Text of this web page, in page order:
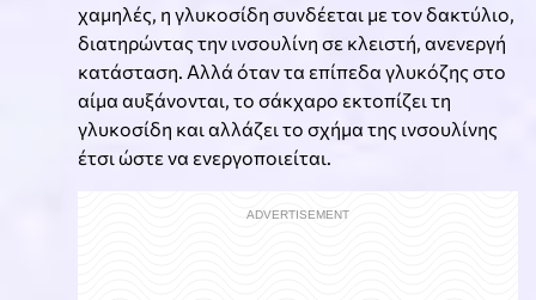
χαμηλές, η γλυκοσίδη συνδέεται με τον δακτύλιο,
διατηρώντας την ινσουλίνη σε κλειστή, ανενεργή
κατάσταση. Αλλά όταν τα επίπεδα γλυκόζης στο
αίμα αυξάνονται, το σάκχαρο εκτοπίζει τη
γλυκοσίδη και αλλάζει το σχήμα της ινσουλίνης
έτσι ώστε να ενεργοποιείται.